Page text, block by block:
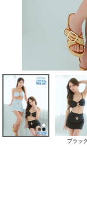
ブラック